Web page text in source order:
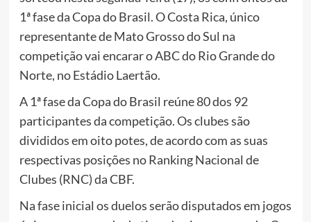
1ª fase da Copa do Brasil. O Costa Rica, único
representante de Mato Grosso do Sul na
competição vai encarar o ABC do Rio Grande do
Norte, no Estádio Laertão.
A 1ª fase da Copa do Brasil reúne 80 dos 92
participantes da competição. Os clubes são
divididos em oito potes, de acordo com as suas
respectivas posições no Ranking Nacional de
Clubes (RNC) da CBF.
Na fase inicial os duelos serão disputados em jogos